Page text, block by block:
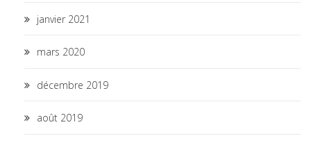
janvier 2021
mars 2020
décembre 2019
août 2019